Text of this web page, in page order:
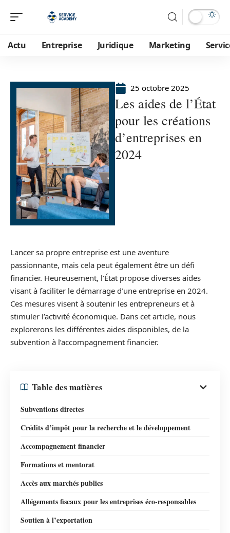
Actu Entreprise Juridique Marketing
25 octobre 2025
Les aides de l’État
pour les créations
d’entreprises en
2024
Lancer sa propre entreprise est une aventure
passionnante, mais cela peut également être un défi
financier. Heureusement, l’État propose diverses aides
visant à faciliter le démarrage d’une entreprise en 2024.
Ces mesures visent à soutenir les entrepreneurs et à
stimuler l’activité économique. Dans cet article, nous
explorerons les différentes aides disponibles, de la
subvention à l’accompagnement financier.
Table des matières
Subventions directes
Crédits d’impôt pour la recherche et le développement
Accompagnement financier
Formations et mentorat
Accès aux marchés publics
Allégements fiscaux pour les entreprises éco-responsables
Soutien à l’exportation